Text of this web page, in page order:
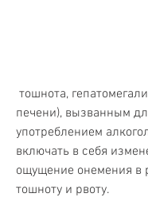
печени), вызванным
употреблением
включать в себя
ощущение онемения в
тошноту и рвоту.